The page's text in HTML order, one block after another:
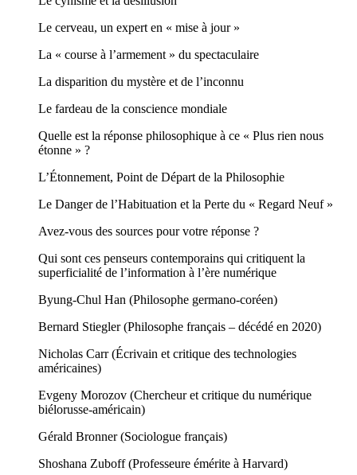
Le cerveau, un expert en « mise à jour »
La « course à l’armement » du spectaculaire
La disparition du mystère et de l’inconnu
Le fardeau de la conscience mondiale
Quelle est la réponse philosophique à ce « Plus rien nous
étonne » ?
L’Étonnement, Point de Départ de la Philosophie
Le Danger de l’Habituation et la Perte du « Regard Neuf »
Avez-vous des sources pour votre réponse ?
Qui sont ces penseurs contemporains qui critiquent la
superficialité de l’information à l’ère numérique
Byung-Chul Han (Philosophe germano-coréen)
Bernard Stiegler (Philosophe français – décédé en 2020)
Nicholas Carr (Écrivain et critique des technologies
américaines)
Evgeny Morozov (Chercheur et critique du numérique
biélorusse-américain)
Gérald Bronner (Sociologue français)
Shoshana Zuboff (Professeure émérite à Harvard)